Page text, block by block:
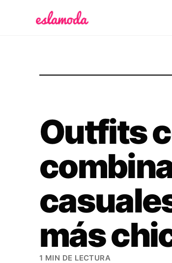
Outfits
más
1 MIN DE LECTURA